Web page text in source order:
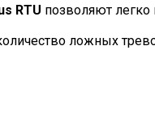
RTU позволяют легко
ложных